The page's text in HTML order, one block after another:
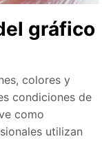
gráfico
colores y
condiciones de
como
utilizan